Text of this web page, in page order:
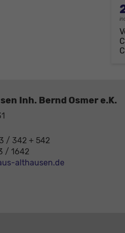
Inh. Bernd Osmer e.K.
/ 342 + 542
/ 1642
althausen.de